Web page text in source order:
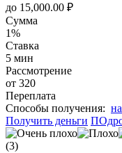
до 15,000.00 ₽
Сумма
1%
Ставка
5 мин
Рассмотрение
от 320
Переплата
Cпособы получения:
Получить деньги
(3)